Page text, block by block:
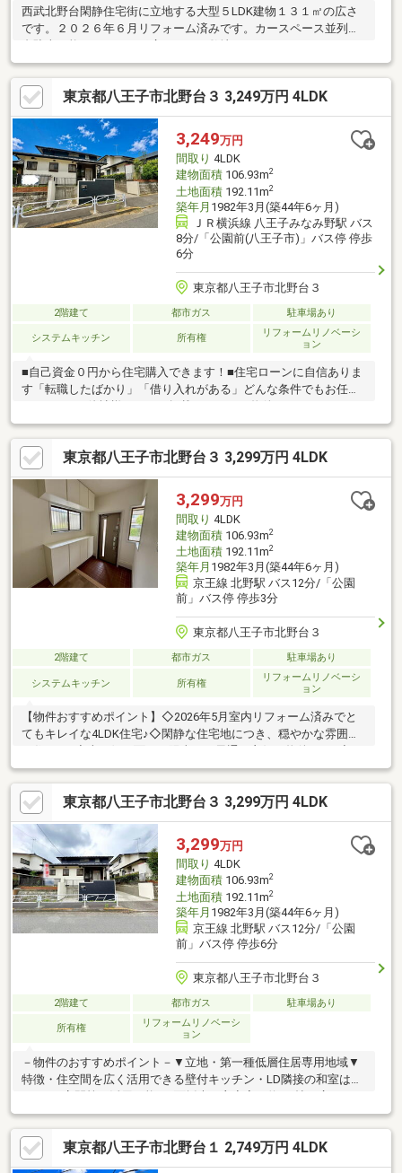
西武北野台閑静住宅街に立地する大型５LDK建物１３１㎡の広さ
です。２０２６年６月リフォーム済みです。カースペース並列２
東京都八王子市北野台３ 3,249万円 4LDK
3,249万円
間取り 4LDK
建物面積106.93m2
土地面積192.11m2
築年月 1982年3月(築44年6ヶ月)
ＪＲ横浜線 八王子みなみ野駅 バス
8分/「公園前(八王子市)」バス停 停歩
6分
東京都八王子市北野台３
2階建て 都市ガス 駐車場あり
システムキッチン 所有権
リフォームリノベーシ
ョン
■自己資金０円から住宅購入できます！■住宅ローンに自信ありま
す「転職したばかり」「借り入れがある」どんな条件でもお任せ
紹介可能です！■見学、お問合せにつきましては土日に限らず平
日、営業時間外でもご対応可能です！東亜住宅ではお客様が安心
して頂けますよう常に新しい事を取り入れております。経験豊富
な知識でお客様の悩み事をしっかりと解消いたします。お住まい
探しは東亜住宅にお任せください！ご見学予約は0120-60-
1665【通話料無料】までお気軽にお電話ください♪スマートフォ
ンの方は右下の青いバナーよりお問合せ頂けます♪
東京都八王子市北野台３ 3,299万円 4LDK
3,299万円
間取り 4LDK
建物面積106.93m2
土地面積192.11m2
築年月 1982年3月(築44年6ヶ月)
京王線 北野駅 バス12分/「公園
前」バス停 停歩3分
東京都八王子市北野台３
2階建て 都市ガス 駐車場あり
システムキッチン 所有権
リフォームリノベーシ
ョン
【物件おすすめポイント】◇2026年5月室内リフォーム済みでと
てもキレイな4LDK住宅♪◇閑静な住宅地につき、穏やかな雰囲気
ースペース付きでマイカーも安心！◇前面道路には歩道が整備さ
れていて、小さなお子様やお年寄りにも安心安全♪【リフォーム内
容】ユニットバス交換/玄関カギ交換/システムキッチン交換/トイ
レ交換/洗面化粧台交換/給湯器交換/クロス張替/フローリング重張
り/白蟻点検/ハウスクリーニング/外壁屋根塗装他
東京都八王子市北野台３ 3,299万円 4LDK
3,299万円
間取り 4LDK
建物面積106.93m2
土地面積192.11m2
築年月 1982年3月(築44年6ヶ月)
京王線 北野駅 バス12分/「公園
前」バス停 停歩6分
東京都八王子市北野台３
2階建て 都市ガス 駐車場あり
所有権
リフォームリノベーシ
ョン
－物件のおすすめポイント－▼立地・第一種低層住居専用地域▼
特徴・住空間を広く活用できる壁付キッチン・LD隣接の和室は
室から出入り可能な南東向きバルコニー・LDに面するテラス有・
駐車スペース有(車種による)▼2026年5月内外装リフォーム内容
【交換】キッチン、洗面化粧台、浴室、トイレ 等【張替】クロス
【その他】フローリング重張り、外壁屋根塗装、防蟻工事(5年保
東京都八王子市北野台１ 2,749万円 4LDK